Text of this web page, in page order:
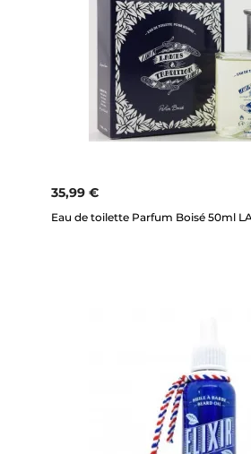
35,99 €
Eau de toilette Parfum Boisé 50ml